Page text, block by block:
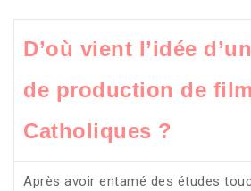
D’où vient l’idée
de production de
Catholiques ?
Après avoir entamé des études